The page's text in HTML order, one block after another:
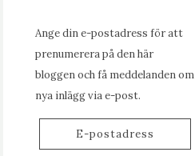
Ange din e-postadress för att
prenumerera på den här
bloggen och få meddelanden om
nya inlägg via e-post.
postadress